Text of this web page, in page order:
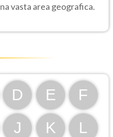
vasta area geografica.
D E
F
J K
L